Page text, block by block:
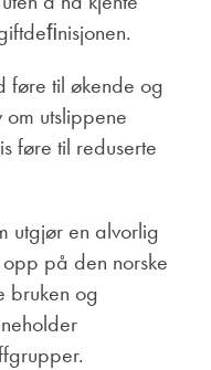
føre til økende og
utslippene
føre til reduserte
utgjør en alvorlig
på den norske
bruken og